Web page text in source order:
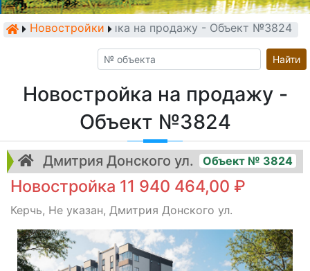
Новостройки
Новостройка на продажу - Объект №3824
Найти
Новостройка на продажу -
Объект №3824
Дмитрия Донского ул. Объект № 3824
Новостройка 11 940 464,00 ₽
Керчь, Не указан, Дмитрия Донского ул.